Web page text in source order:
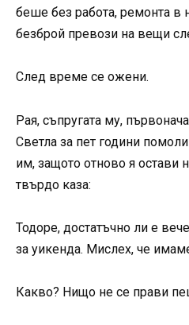
беше без работа, ремонта в
безброй превози на вещи
След време се ожени.
Рая, съпругата му,
Светла за пет години
им, защото отново я остави
твърдо каза:
Тодоре, достатъчно ли е
за уикенда. Мислех, че
Какво? Нищо не се прави